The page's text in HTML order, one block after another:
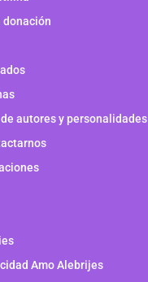
donación
autores y personalidades
Amo Alebrijes